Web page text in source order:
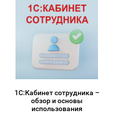
1С:Кабинет сотрудника –
обзор и основы
использования